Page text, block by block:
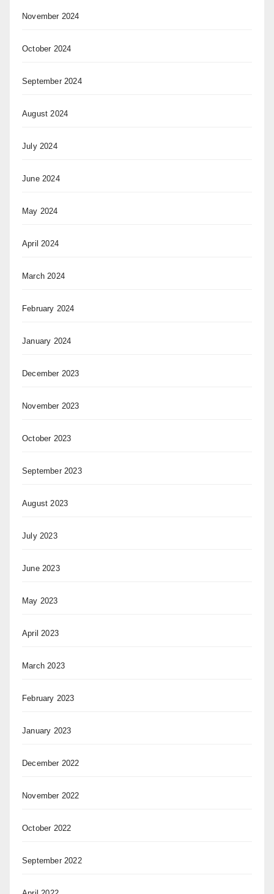
November 2024
October 2024
September 2024
August 2024
July 2024
June 2024
May 2024
April 2024
March 2024
February 2024
January 2024
December 2023
November 2023
October 2023
September 2023
August 2023
July 2023
June 2023
May 2023
April 2023
March 2023
February 2023
January 2023
December 2022
November 2022
October 2022
September 2022